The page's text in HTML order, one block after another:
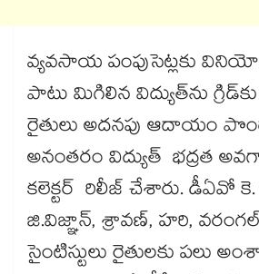
వ్యవసాయ పంపుసెట్లకు
పాటు మిగిలిన విద్యుత్‌‌‌‌ను
రైతులు అదనపు ఆదాయం
అనంతరం విద్యుత్ భద్రత
కలెక్టర్ రిలీజ్​ చేశారు. డీఏవో
జి.విజ్ఞాన్, శ్రావణ్, హరి,
సైంటిస్టులు రైతులకు పలు